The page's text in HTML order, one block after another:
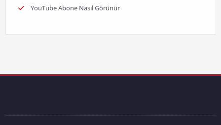
YouTube Abone Nasıl Görünür